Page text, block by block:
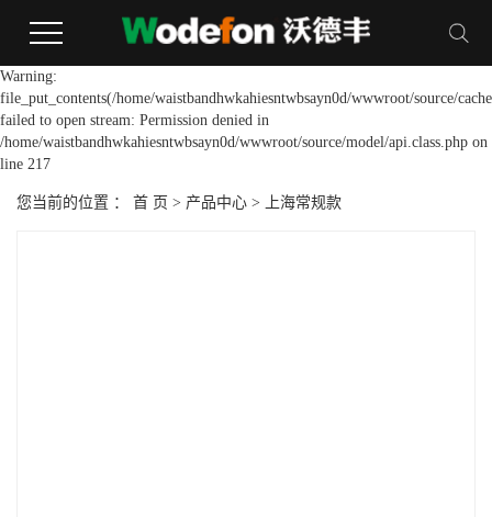
Warning:
file_put_contents(/home/waistbandhwkahiesntwbsayn0d/wwwroot/source/
failed to open stream: Permission denied in
/home/waistbandhwkahiesntwbsayn0d/wwwroot/source/model/api.class.php on
line 217
您当前的位置 ： 首 页 > 产品中心 > 上海常规款